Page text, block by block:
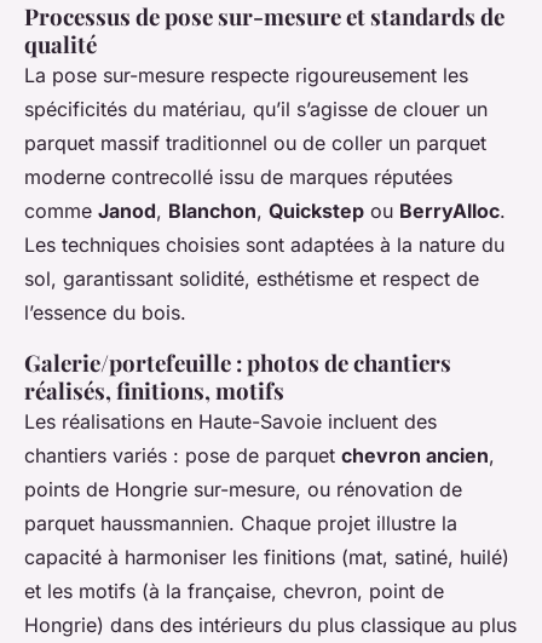
Processus de pose sur-mesure et standards de
qualité
La pose sur-mesure respecte rigoureusement les
spécificités du matériau, qu’il s’agisse de clouer un
parquet massif traditionnel ou de coller un parquet
moderne contrecollé issu de marques réputées
comme Janod, Blanchon, Quickstep ou BerryAlloc.
Les techniques choisies sont adaptées à la nature du
sol, garantissant solidité, esthétisme et respect de
l’essence du bois.
Galerie/portefeuille : photos de chantiers
réalisés, finitions, motifs
Les réalisations en Haute-Savoie incluent des
chantiers variés : pose de parquet chevron ancien,
points de Hongrie sur-mesure, ou rénovation de
parquet haussmannien. Chaque projet illustre la
capacité à harmoniser les finitions (mat, satiné, huilé)
et les motifs (à la française, chevron, point de
Hongrie) dans des intérieurs du plus classique au plus